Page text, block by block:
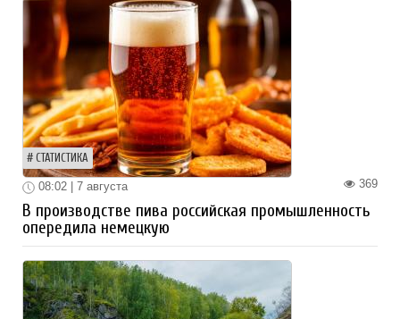
СТАТИСТИКА
369
08:02 | 7 августа
В производстве пива российская промышленность
опередила немецкую